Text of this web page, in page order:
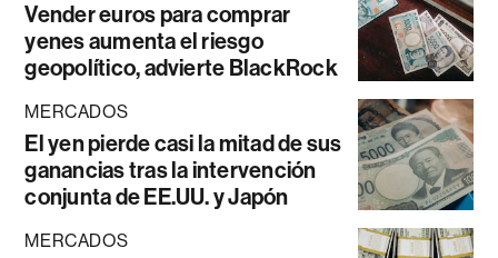
Vender euros para comprar
yenes aumenta el riesgo
geopolítico, advierte BlackRock
MERCADOS
El yen pierde casi la mitad de sus
ganancias tras la intervención
conjunta de EE.UU. y Japón
MERCADOS